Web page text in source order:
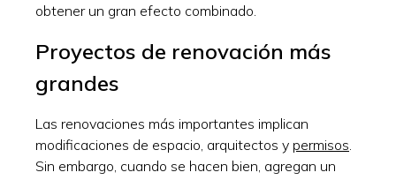
obtener un gran efecto combinado.
Proyectos de renovación más
grandes
Las renovaciones más importantes implican
modificaciones de espacio, arquitectos y permisos
Sin embargo, cuando se hacen bien, agregan un